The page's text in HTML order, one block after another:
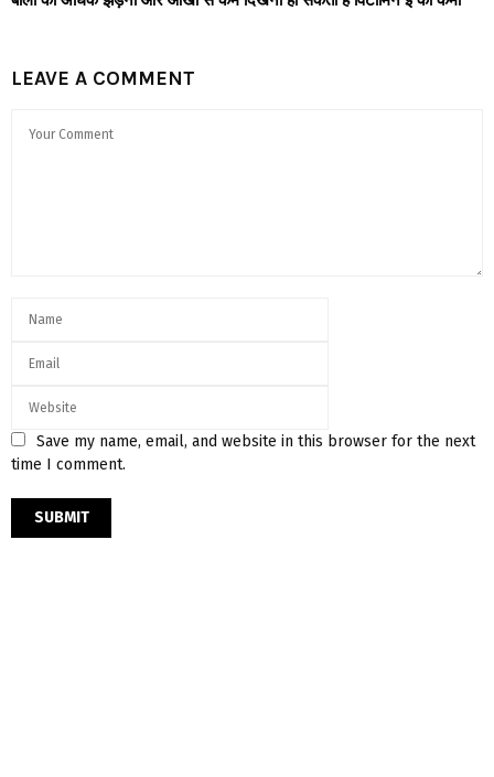
LEAVE A COMMENT
Save my name, email, and website in this browser for the next
time I comment.